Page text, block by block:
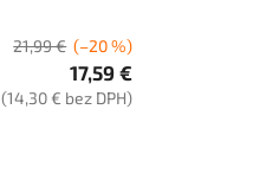
21,99 € (–20 %)
17,59 €
(14,30 € bez DPH)